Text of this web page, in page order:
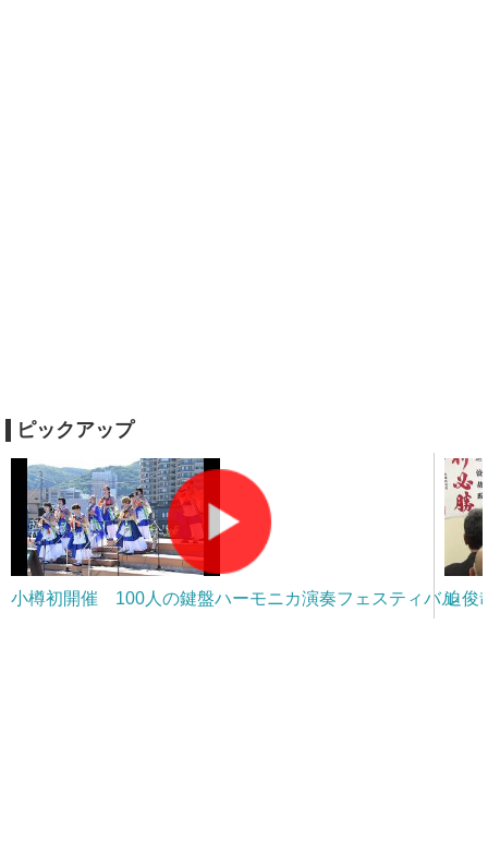
ピックアップ
小樽初開催 100人の鍵盤ハーモニカ演奏フェスティバル迫俊